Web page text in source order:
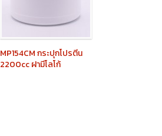
MP154CMกระปุกโปรตีน
2200cc ฝามีโลโก้